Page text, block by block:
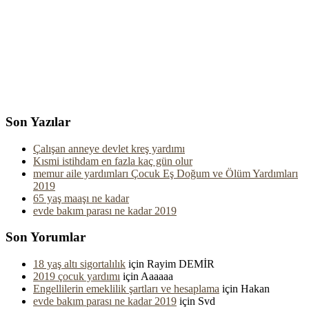
Son Yazılar
Çalışan anneye devlet kreş yardımı
Kısmi istihdam en fazla kaç gün olur
memur aile yardımları Çocuk Eş Doğum ve Ölüm Yardımları
2019
65 yaş maaşı ne kadar
evde bakım parası ne kadar 2019
Son Yorumlar
18 yaş altı sigortalılık için Rayim DEMİR
2019 çocuk yardımı için Aaaaaa
Engellilerin emeklilik şartları ve hesaplama için Hakan
evde bakım parası ne kadar 2019 için Svd